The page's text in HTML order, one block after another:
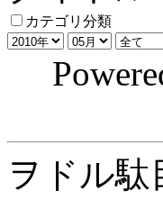
カテゴリ分類
ヲドル駄